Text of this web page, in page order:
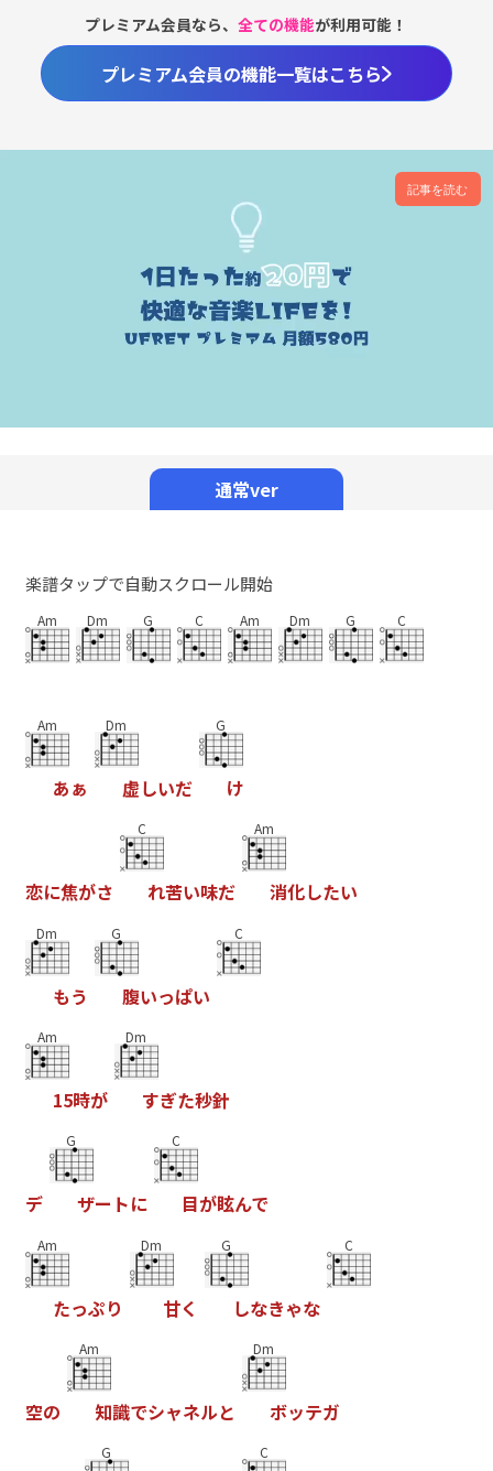
プレミアム会員なら、全ての機能が利用可能！
プレミアム会員の機能一覧はこちら
記事を読む
通常ver
楽譜タップで自動スクロール開始
Am Dm G C Am Dm G C
Am
あぁ
Dm
虚しいだ
G
け
恋に焦がさ
C
れ苦い味だ
Am
消化したい
Dm
もう
G
腹いっぱい
C
Am
15時が
Dm
すぎた秒針
デ
G
ザー トに
C
目が眩んで
Am
たっぷり
Dm
甘く
G
しなきゃな
C
空の
Am
知識でシャネルと
Dm
ボッテガ
G C